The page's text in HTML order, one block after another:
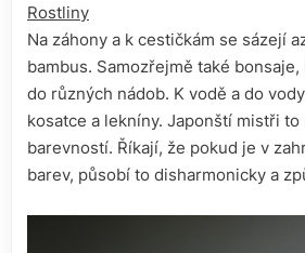
Rostliny
Na záhony a k cestičkám se sázejí
bambus. Samozřejmě také
do různých nádob. K vodě a do
kosatce a lekníny. Japonští mistři
barevností. Říkají, že pokud je v
barev, působí to disharmonicky a